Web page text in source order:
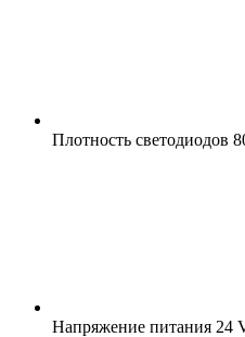
Плотность светодиодов
Напряжение питания 24